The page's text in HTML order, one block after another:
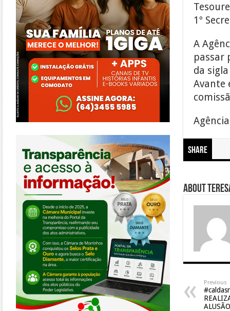
1º
A
passar
da
Avante
Share
About
Previous
https://morrinhos.go.leg.br/